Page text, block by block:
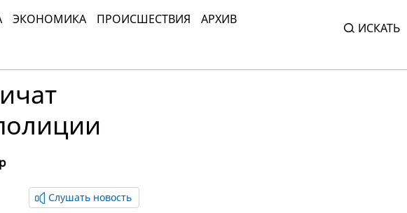
ЭКОНОМИКА ПРОИСШЕСТВИЯ
АРХИВ
ИСКАТЬ
Слушать новость